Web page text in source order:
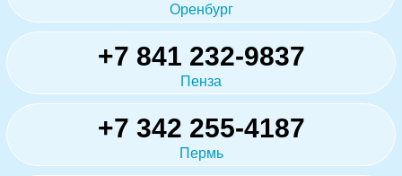
Оренбург
+7 841 232-9837
Пенза
+7 342 255-4187
Пермь